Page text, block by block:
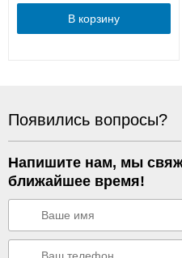
В корзину
Появились вопросы?
Напишите нам, мы
ближайшее время!